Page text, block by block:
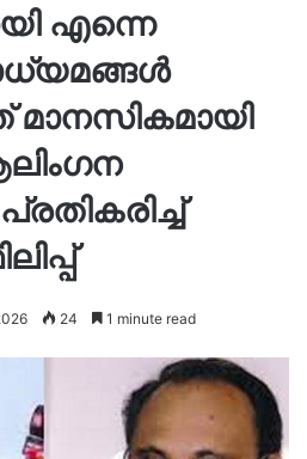
എന്നെ
മാനസികമായി
24 1 minute read